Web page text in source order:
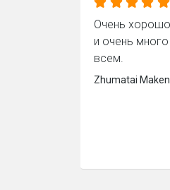
Очень
и очень
всем.
Zhumatai